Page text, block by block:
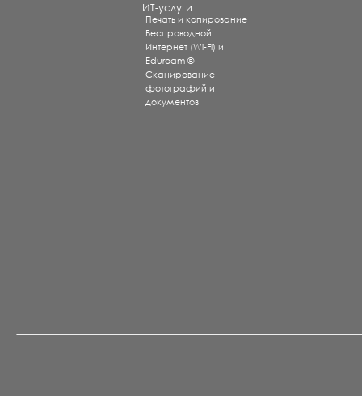
ИТ-услуги
Печать и копирование
Беспроводной
Интернет (Wi-Fi) и
Eduroam ®
Сканирование
фотографий и
документов